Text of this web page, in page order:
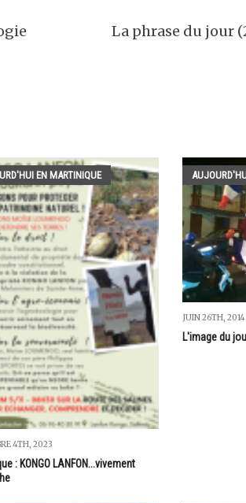
La phrase du jour
EN MARTINIQUE
4TH, 2023
: KONGO LANFON...vivement
JUIN 26TH, 2014
L'image du